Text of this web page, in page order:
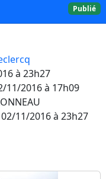
Publié
à 23h27
11/2016 à 17h09
02/11/2016 à 23h27